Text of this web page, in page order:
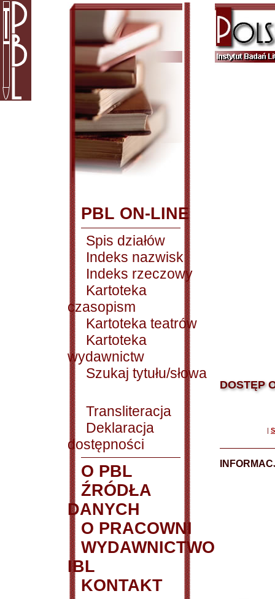
PBL ON-LINE
Spis działów
Indeks nazwisk
Indeks rzeczowy
Kartoteka
czasopism
Kartoteka teatrów
Kartoteka
wydawnictw
Szukaj tytułu/słowa
Transliteracja
Deklaracja
dostępności
O PBL
ŹRÓDŁA
DANYCH
O PRACOWNI
WYDAWNICTWO
IBL
KONTAKT
DOSTĘP
|